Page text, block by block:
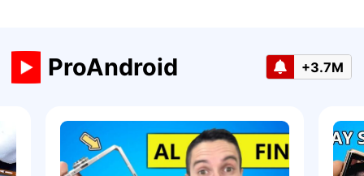
ProAndroid +3.7M